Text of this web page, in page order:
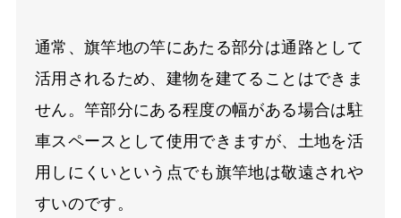
通常、旗竿地の竿にあたる部分は通路として
活用されるため、建物を建てることはできま
せん。竿部分にある程度の幅がある場合は駐
車スペースとして使用できますが、土地を活
用しにくいという点でも旗竿地は敬遠されや
すいのです。